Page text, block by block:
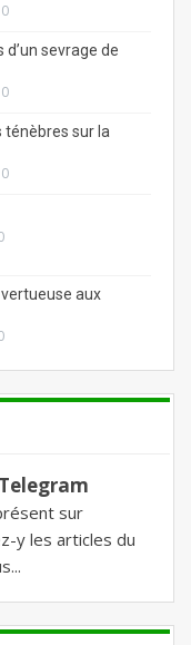
0
d’un sevrage de
0
ténèbres sur la
0
vertueuse aux
sur
y les articles du